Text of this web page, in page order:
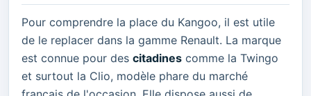
Pour comprendre la place du Kangoo, il est utile
de le replacer dans la gamme Renault. La marque
est connue pour des citadines comme la Twingo
et surtout la Clio, modèle phare du marché